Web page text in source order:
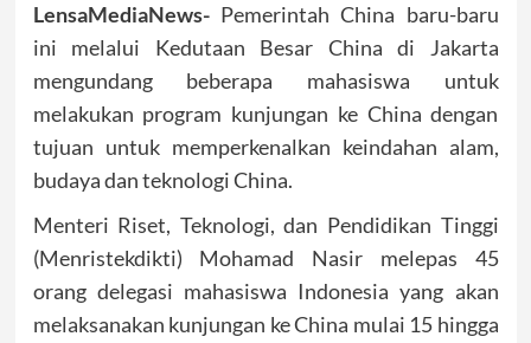
LensaMediaNews-Pemerintah China baru-baru
ini melalui Kedutaan Besar China di Jakarta
mengundang beberapa mahasiswa untuk
melakukan program kunjungan ke China dengan
tujuan untuk memperkenalkan keindahan alam,
budaya dan teknologi China.
Menteri Riset, Teknologi, dan Pendidikan Tinggi
(Menristekdikti) Mohamad Nasir melepas 45
orang delegasi mahasiswa Indonesia yang akan
melaksanakan kunjungan ke China mulai 15 hingga